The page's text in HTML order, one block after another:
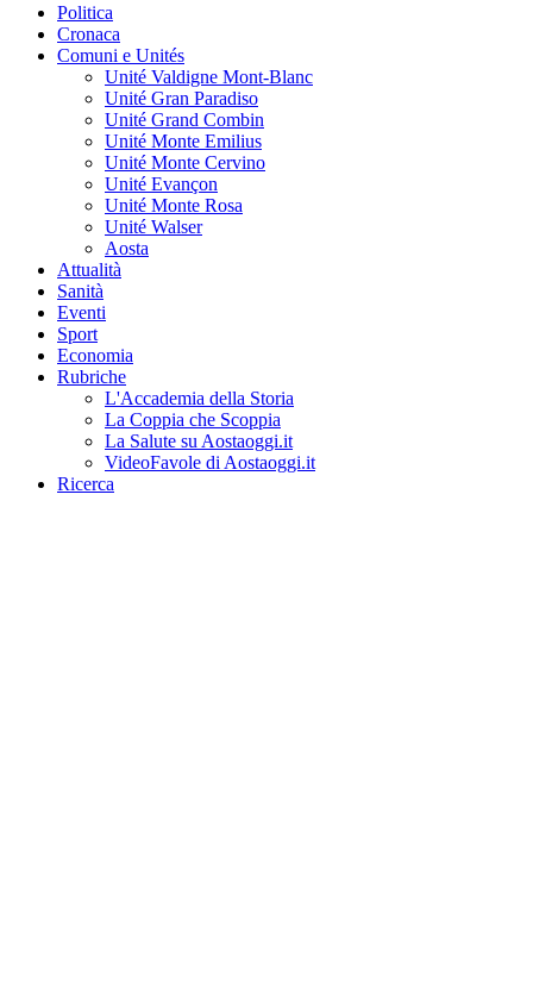
Politica
Cronaca
Comuni e Unités
Unité Valdigne Mont-Blanc
Unité Gran Paradiso
Unité Grand Combin
Unité Monte Emilius
Unité Monte Cervino
Unité Evançon
Unité Monte Rosa
Unité Walser
Aosta
Attualità
Sanità
Eventi
Sport
Economia
Rubriche
L'Accademia della Storia
La Coppia che Scoppia
La Salute su Aostaoggi.it
VideoFavole di Aostaoggi.it
Ricerca